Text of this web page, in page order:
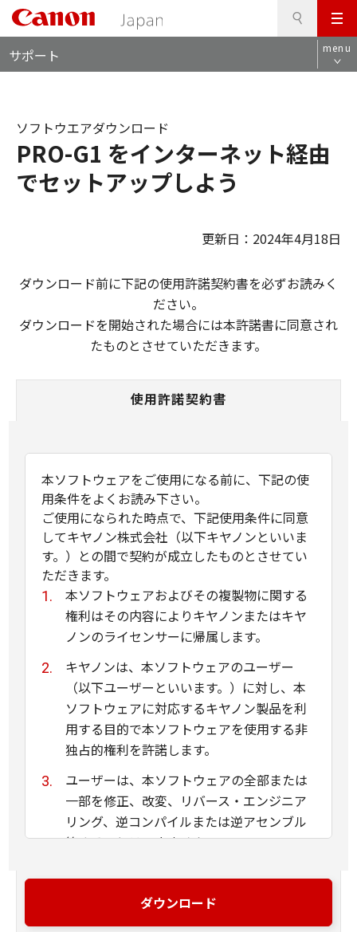
メ
ニ
ュ
サポート menu
PRO-G1 をインターネット経由
でセットアップしよう
ソフトウエアダウンロード
更新日：2024年4月18日
ダウンロード前に下記の使用許諾契約書を必ずお読みく
ださい。
ダウンロードを開始された場合には本許諾書に同意され
たものとさせていただきます。
使用許諾契約書
本ソフトウェアをご使用になる前に、下記の使
用条件をよくお読み下さい。
ご使用になられた時点で、下記使用条件に同意
してキヤノン株式会社（以下キヤノンといいま
す。）との間で契約が成立したものとさせてい
ただきます。
本ソフトウェアおよびその複製物に関する
権利はその内容によりキヤノンまたはキヤ
ノンのライセンサーに帰属します。
キヤノンは、本ソフトウェアのユーザー
（以下ユーザーといいます。）に対し、本
ソフトウェアに対応するキヤノン製品を利
用する目的で本ソフトウェアを使用する非
独占的権利を許諾します。
ユーザーは、本ソフトウェアの全部または
一部を修正、改変、リバース・エンジニア
リング、逆コンパイルまたは逆アセンブル
等することはできません。
ン株式会社およびキヤノンのライセンサー
は、本ソフトウェアがユーザーの特定の目
ダウンロード